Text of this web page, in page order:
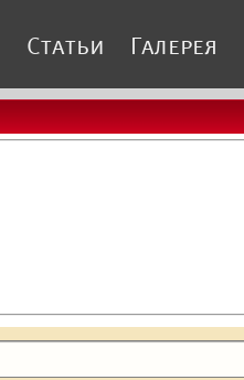
Статьи Галерея